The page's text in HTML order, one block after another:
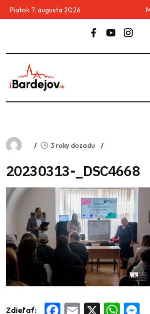
Piatok 7. augusta 2026
3 roky dozadu
20230313-_DSC4668
Zdieľať: Facebook
Email WhatsApp